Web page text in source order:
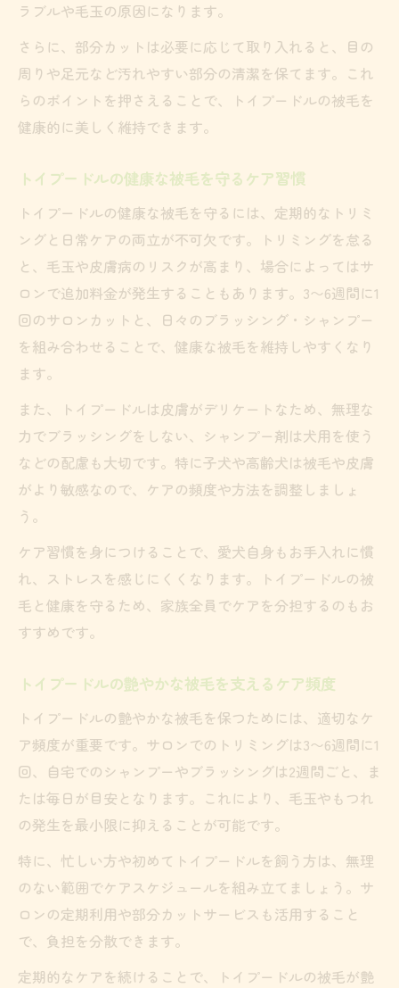
ラブルや毛玉の原因になります。
さらに、部分カットは必要に応じて取り入れると、目の
周りや足元など汚れやすい部分の清潔を保てます。これ
らのポイントを押さえることで、トイプードルの被毛を
健康的に美しく維持できます。
トイプードルの健康な被毛を守るケア習慣
トイプードルの健康な被毛を守るには、定期的なトリミ
ングと日常ケアの両立が不可欠です。トリミングを怠る
と、毛玉や皮膚病のリスクが高まり、場合によってはサ
ロンで追加料金が発生することもあります。3〜6週間に1
回のサロンカットと、日々のブラッシング・シャンプー
を組み合わせることで、健康な被毛を維持しやすくなり
ます。
また、トイプードルは皮膚がデリケートなため、無理な
力でブラッシングをしない、シャンプー剤は犬用を使う
などの配慮も大切です。特に子犬や高齢犬は被毛や皮膚
がより敏感なので、ケアの頻度や方法を調整しましょ
う。
ケア習慣を身につけることで、愛犬自身もお手入れに慣
れ、ストレスを感じにくくなります。トイプードルの被
毛と健康を守るため、家族全員でケアを分担するのもお
すすめです。
トイプードルの艶やかな被毛を支えるケア頻度
トイプードルの艶やかな被毛を保つためには、適切なケ
ア頻度が重要です。サロンでのトリミングは3〜6週間に1
回、自宅でのシャンプーやブラッシングは2週間ごと、ま
たは毎日が目安となります。これにより、毛玉やもつれ
の発生を最小限に抑えることが可能です。
特に、忙しい方や初めてトイプードルを飼う方は、無理
のない範囲でケアスケジュールを組み立てましょう。サ
ロンの定期利用や部分カットサービスも活用すること
で、負担を分散できます。
定期的なケアを続けることで、トイプードルの被毛が艶